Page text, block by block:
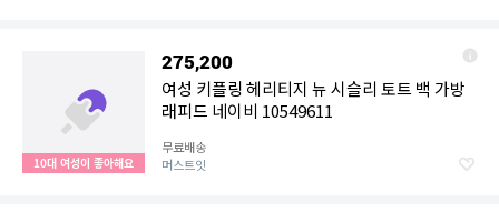
10대 여성이 좋아해요
275,200
여성 키플링 헤리티지 뉴 시슬리 토트 백 가방
래피드 네이비 10549611
무료배송
머스트잇